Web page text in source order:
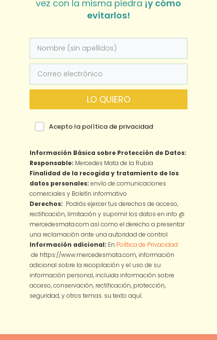
vez con la misma piedra ¡y cómo
evitarlos!
LO QUIERO
Acepto la política de privacidad
Información Básica sobre Protección de Datos:
Responsable: Mercedes Mata de la Rubia
Finalidad de la recogida y tratamiento de los
datos personales: envío de comunicaciones
comerciales y Boletín informativo
Derechos: Podrás ejercer tus derechos de acceso,
rectificación, limitación y suprimir los datos en info @
mercedesmata.com así como el derecho a presentar
una reclamación ante una autoridad de control.
Información adicional: En Política de Privacidad
de https://www.mercedesmata.com, información
adicional sobre la recopilación y el uso de su
información personal, incluida información sobre
acceso, conservación, rectificación, protección,
seguridad, y otros temas. su texto aquí.